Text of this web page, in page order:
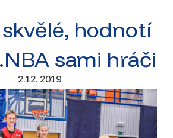
hodnotí
sami hráči
2.12. 2019